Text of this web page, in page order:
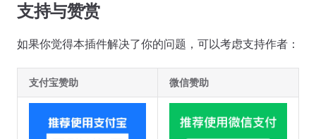
支持与赞赏
如果你觉得本插件解决了你的问题，可以考虑支持作者：
支付宝赞助 微信赞助